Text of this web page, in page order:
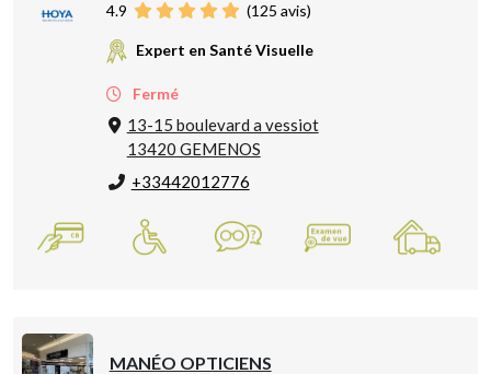
4.9 (125 avis)
Expert en Santé Visuelle
Fermé
13-15 boulevard a vessiot
13420 GEMENOS
+33442012776
MANÉO OPTICIENS